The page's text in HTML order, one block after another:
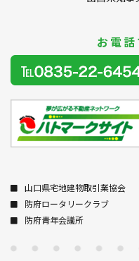
お電
山口県宅地建物取引業協会
防府ロータリークラブ
防府青年会議所